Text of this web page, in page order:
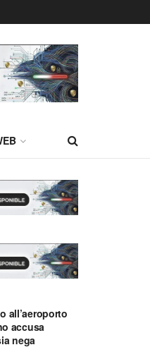
all’aeroporto
accusa
nega